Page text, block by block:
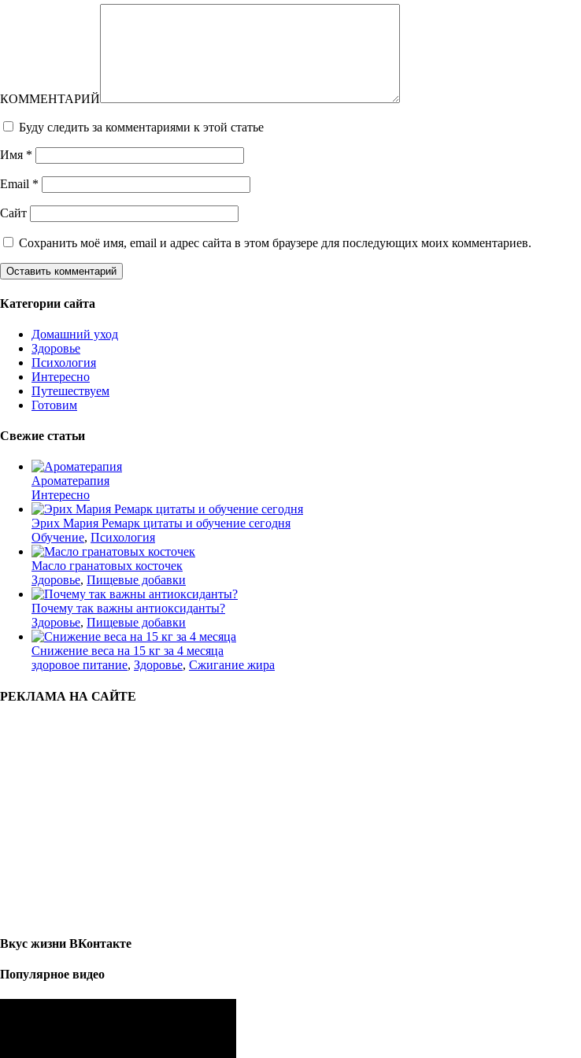
КОММЕНТАРИЙ
Буду следить за комментариями к этой статье
Имя *
Email *
Сайт
Сохранить моё имя, email и адрес сайта в этом браузере для последующих моих комментариев.
Категории сайта
Домашний уход
Здоровье
Психология
Интересно
Путешествуем
Готовим
Свежие статьи
Ароматерапия
Интересно
Эрих Мария Ремарк цитаты и обучение сегодня
Обучение, Психология
Масло гранатовых косточек
Здоровье, Пищевые добавки
Почему так важны антиоксиданты?
Здоровье, Пищевые добавки
Снижение веса на 15 кг за 4 месяца
здоровое питание, Здоровье, Сжигание жира
РЕКЛАМА НА САЙТЕ
Вкус жизни ВКонтакте
Популярное видео